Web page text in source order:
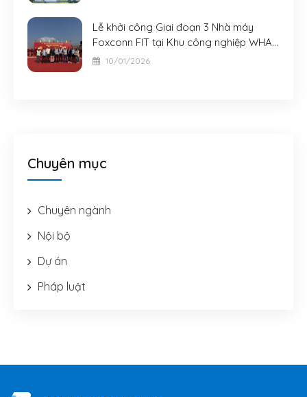
Lễ khởi công Giai đoạn 3 Nhà máy
Foxconn FIT tại Khu công nghiệp WHA -
Nghệ An
10/01/2026
Chuyên mục
Chuyên ngành
Nội bộ
Dự án
Pháp luật